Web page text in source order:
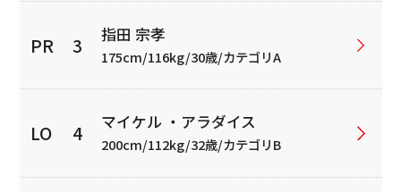
指田 宗孝
175cm/116kg/30歳/カテゴリA
マイケル ・アラダイス
200cm/112kg/32歳/カテゴリB